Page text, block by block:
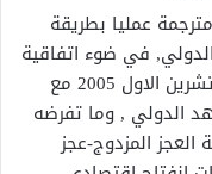
عمليا بطريقة
في ضوء اتفاقية
الترتيبات المساندة SBA المعقودة في تشرين الاول 2005 مع
الدولي , وما تفرضه
المزدوج-عجز